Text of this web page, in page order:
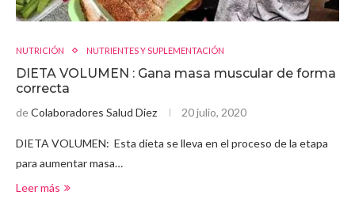
NUTRICIÓN NUTRIENTES Y SUPLEMENTACIÓN
DIETA VOLUMEN : Gana masa muscular de forma
correcta
deColaboradores Salud Diez 20 julio, 2020
DIETA VOLUMEN: Esta dieta se lleva en el proceso de la etapa
para aumentar masa…
Leer más